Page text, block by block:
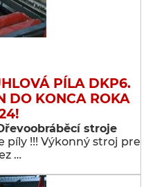
PÍLA DKP6.
DO KONCA ROKA
stroje
píly !!! Výkonný stroj pre
…